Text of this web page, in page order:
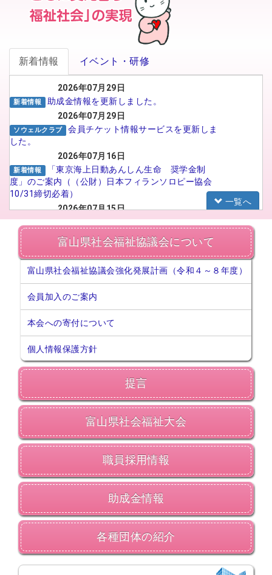
新着情報 イベント・研修
2026年07月29日
新着情報
助成金情報を更新しました。
2026年07月29日
ソウェルクラブ
会員チケット情報サービスを更新しま
した。
2026年07月16日
新着情報
「東京海上日動あんしん生命 奨学金制
度」のご案内（（公財）日本フィランソロピー協会
10/31締切必着）
2026年07月15日
がんばる介護職員応援事業 イメー
ジアップ動画広告のSNS広告配信プロポーザルの実
施について
2026年07月15日
お知らせ
【法人向け】福祉のお仕事フェア in
TOYAMA 2026に参加される法人の皆様へ
2026年07月14日
2026年07月10日
ソウェルクラブ
した。
2026年07月06日
福祉カレッジ
№29 強度行動障害支援者養成研修（基
礎研修）の募集を開始しました。
一覧へ
富山県社会福祉協議会について
富山県社会福祉協議会強化発展計画（令和４～８年度）
会員加入のご案内
本会への寄付について
個人情報保護方針
提言
富山県社会福祉大会
職員採用情報
助成金情報
各種団体の紹介